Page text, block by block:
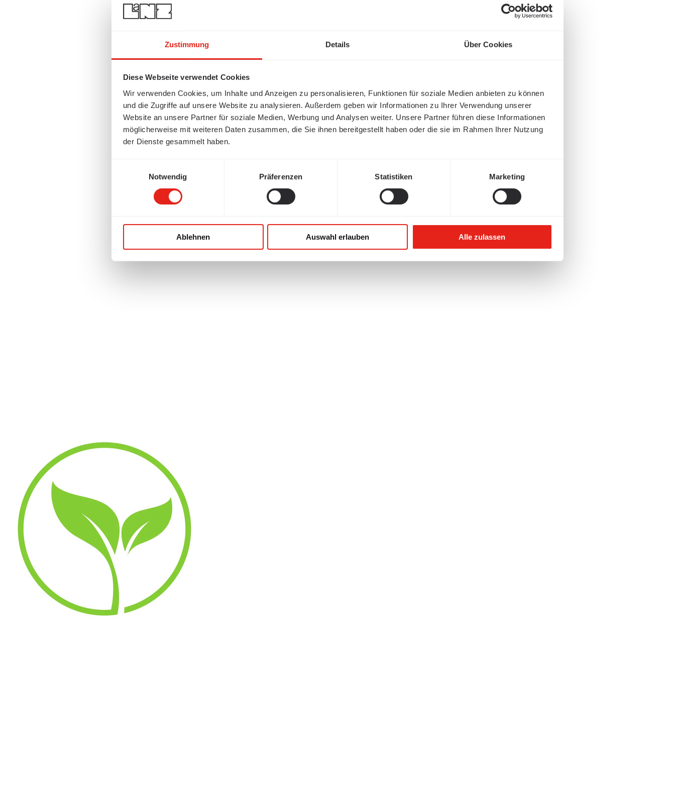
Zustimmung Details Über Cookies
Diese Webseite verwendet Cookies
Wir verwenden Cookies, um Inhalte und Anzeigen zu personalisieren, Funktionen für soziale Medien anbieten zu können
und die Zugriffe auf unsere Website zu analysieren. Außerdem geben wir Informationen zu Ihrer Verwendung unserer
Website an unsere Partner für soziale Medien, Werbung und Analysen weiter. Unsere Partner führen diese Informationen
möglicherweise mit weiteren Daten zusammen, die Sie ihnen bereitgestellt haben oder die sie im Rahmen Ihrer Nutzung
der Dienste gesammelt haben.
Notwendig
Präferenzen Statistiken Marketing
Ablehnen Auswahl erlauben Alle zulassen